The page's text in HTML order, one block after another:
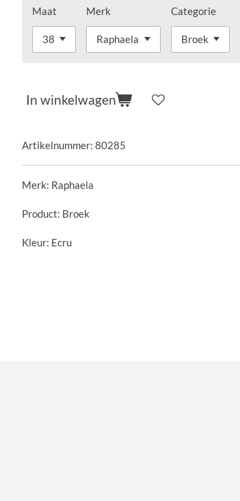
Maat Merk Categorie
In winkelwagen
Artikelnummer: 80285
Merk: Raphaela
Product: Broek
Kleur: Ecru